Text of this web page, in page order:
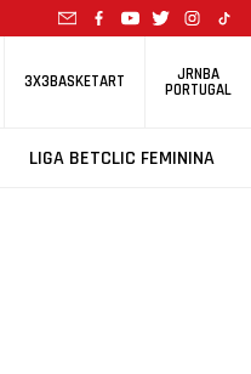
3X3BASKETART JRNBA
PORTUGAL
LIGA BETCLIC FEMININA